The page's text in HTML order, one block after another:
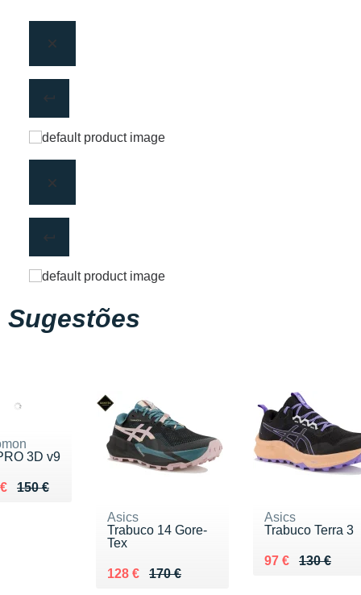
Sugestões
3D v9
150 €
de 150 €
109 €
Asics
Trabuco 14 Gore-
Tex
170 €
Au lieu de 170 €
128 €
Vendu 128 €
Asics
Trabuco Terra 3
130 €
Au lieu de 130 €
97 €
Vendu 97 €